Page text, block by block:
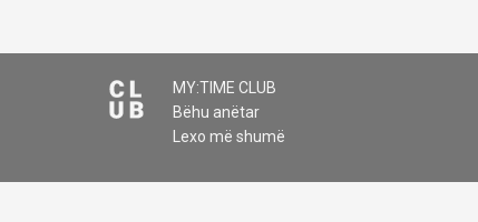
MY:TIME CLUB
Bëhu anëtar
Lexo më shumë